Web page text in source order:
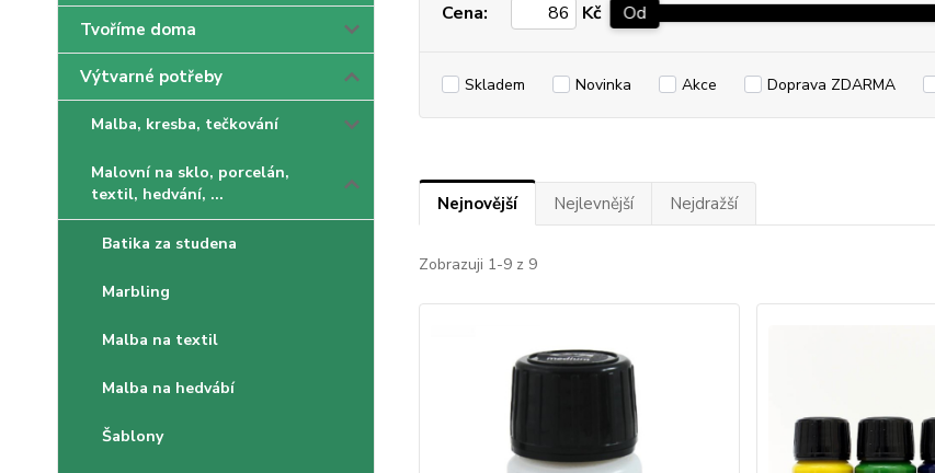
Tvoříme doma
Výtvarné potřeby
Malba, kresba, tečkování
Malovní na sklo, porcelán,
textil, hedvání, ...
Batika za studena
Marbling
Malba na textil
Malba na hedvábí
Šablony
Cena: Kč Od
Skladem Novinka Akce Doprava ZDARMA
Nejnovější Nejlevnější Nejdražší
Zobrazuji 1-9 z 9